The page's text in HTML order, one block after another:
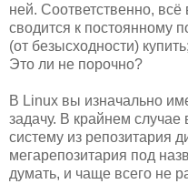
ней. Соответственно,
сводится к постоянному
(от безысходности)
Это ли не порочно?
В Linux вы изначально
задачу. В крайнем случае
систему из репозитария
мегарепозитария под
думать, и чаще всего не